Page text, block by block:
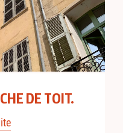
DE TOIT.